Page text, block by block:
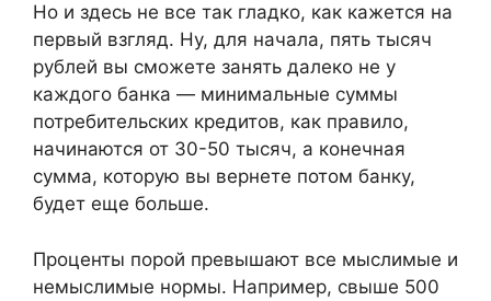
Но и здесь не все так гладко, как кажется на
первый взгляд. Ну, для начала, пять тысяч
рублей вы сможете занять далеко не у
каждого банка — минимальные суммы
потребительских кредитов, как правило,
начинаются от 30-50 тысяч, а конечная
сумма, которую вы вернете потом банку,
будет еще больше.
Проценты порой превышают все мыслимые и
немыслимые нормы. Например, свыше 500